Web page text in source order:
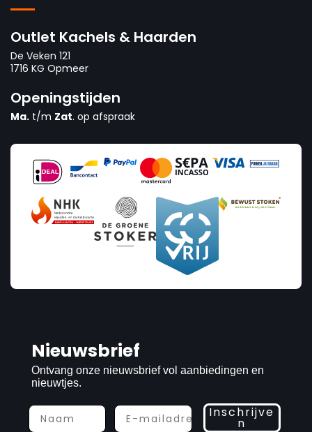
Outlet Kachels & Haarden
De Veken 121
1716 KG Opmeer
Openingstijden
Ma. t/m Zat. op afspraak
Nieuwsbrief
Ontvang onze nieuwsbrief vol aanbiedingen en
nieuwtjes.
Inschrijve
n